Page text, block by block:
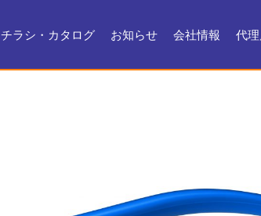
チラシ・カタログ
お知らせ
会社情報
代